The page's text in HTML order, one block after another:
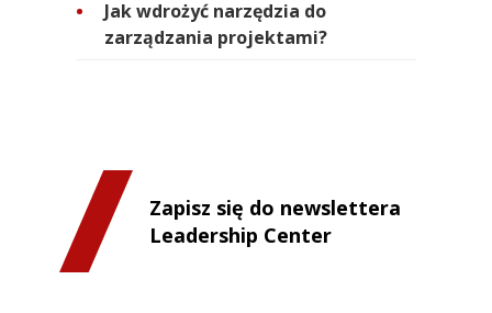
Jak wdrożyć narzędzia do
zarządzania projektami?
Zapisz się do newslettera
Leadership Center